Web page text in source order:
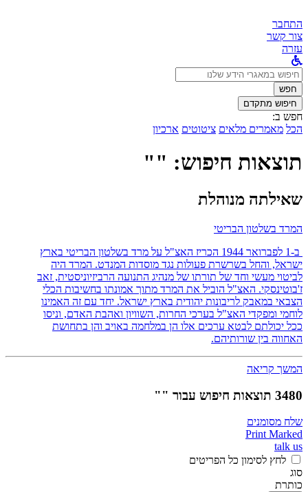
התחבר
צור קשר
עזרה
לחפש
ב:חפש
חיפוש מתקדם
חפש ב:
הכל מאמרים מלאים ציטוטים ארכיון
תוצאות חיפוש: ""
שאילתה מנוהלת
המרד בשלטון הבריטי
ב-1 לפברואר 1944 הכריז האצ"ל על מרד בשלטון הבריטי בארץ
ישראל, והחל בשרשרת פעולות נגד מוסדות המנדט. המרד היה
לביטוי מעשי וחד של תורתו של מנהיג התנועה הרביזיוניסטית, זאב
ז'בוטינסקי. האצ"ל הוביל את המרד מתוך אמונתו בחשיבות הכלי
הצבאי במאבק לריבונות יהודית בארץ ישראל. יחד עם זה האמינו
לוחמי ומפקדי האצ"ל בערכי החרות, השוויון ואהבת האדם, וניסו
ככל יכולתם לבטא ערכים אלו הן במלחמה באויב והן בתחושת
האחווה בין שורותיהם.
המשך קריאה
3480 תוצאות חיפוש עבור ""
שלח מסומנים
Print Marked
talk us
לחץ לסימון כל הפריטים
סוג
כותרת